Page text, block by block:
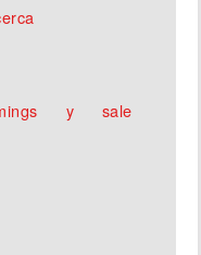
y sale